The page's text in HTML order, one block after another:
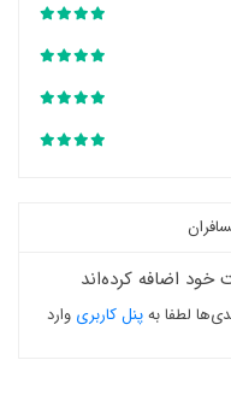
لطفا بهپنل کاربری وارد